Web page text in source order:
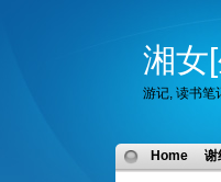
湘女
游记, 读书笔
Home 谢